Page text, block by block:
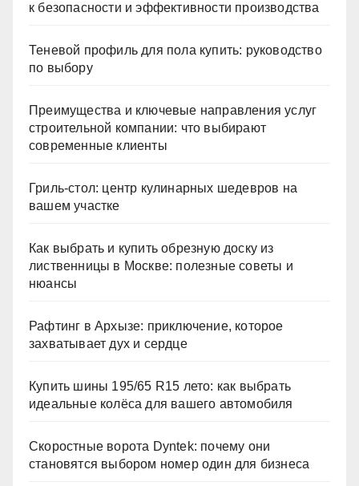
к безопасности и эффективности производства
Теневой профиль для пола купить: руководство
по выбору
Преимущества и ключевые направления услуг
строительной компании: что выбирают
современные клиенты
Гриль-стол: центр кулинарных шедевров на
вашем участке
Как выбрать и купить обрезную доску из
лиственницы в Москве: полезные советы и
нюансы
Рафтинг в Архызе: приключение, которое
захватывает дух и сердце
Купить шины 195/65 R15 лето: как выбрать
идеальные колёса для вашего автомобиля
Скоростные ворота Dyntek: почему они
становятся выбором номер один для бизнеса